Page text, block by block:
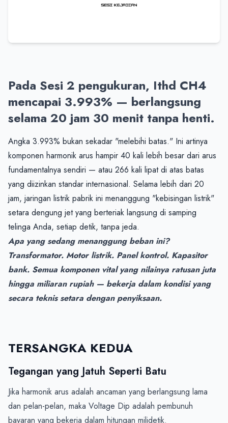
Pada Sesi 2 pengukuran, Ithd CH4
mencapai 3.993% — berlangsung
selama 20 jam 30 menit tanpa henti.
Angka 3.993% bukan sekadar "melebihi batas." Ini artinya
komponen harmonik arus hampir 40 kali lebih besar dari arus
fundamentalnya sendiri — atau 266 kali lipat di atas batas
yang diizinkan standar internasional. Selama lebih dari 20
jam, jaringan listrik pabrik ini menanggung "kebisingan listrik"
setara dengung jet yang berteriak langsung di samping
Apa yang sedang menanggung beban ini?
Transformator. Motor listrik. Panel kontrol. Kapasitor
bank. Semua komponen vital yang nilainya ratusan juta
hingga miliaran rupiah — bekerja dalam kondisi yang
secara teknis setara dengan penyiksaan.
TERSANGKA KEDUA
Tegangan yang Jatuh Seperti Batu
Jika harmonik arus adalah ancaman yang berlangsung lama
dan pelan-pelan, maka Voltage Dip adalah pembunuh